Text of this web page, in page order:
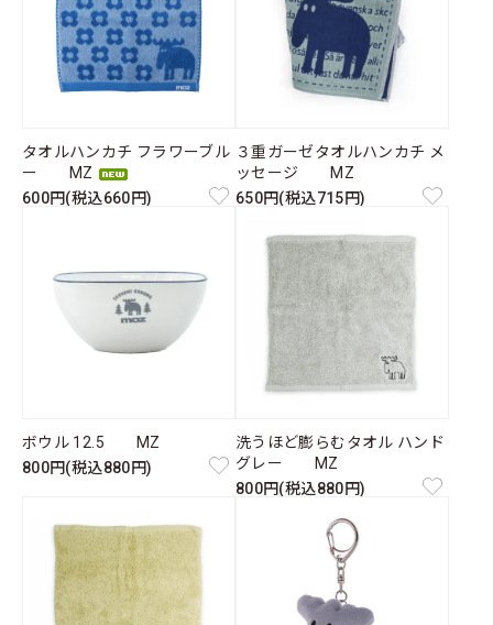
タオルハンカチ フラワーブル
ー MZ
600円(税込660円)
３重ガーゼタオルハンカチ メ
ッセージ MZ
650円(税込715円)
ボウル 12.5 MZ
800円(税込880円)
洗うほど膨らむタオル ハンド
グレー MZ
800円(税込880円)